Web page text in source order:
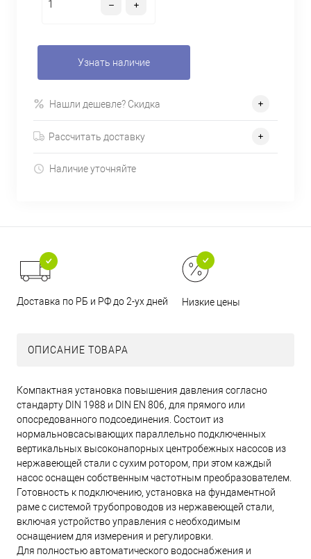
Узнать наличие
Нашли дешевле? Скидка
Рассчитать доставку
Наличие уточняйте
Доставка по РБ и РФ до 2-ух дней Низкие цены
ОПИСАНИЕ ТОВАРА
Компактная установка повышения давления согласно
стандарту DIN 1988 и DIN EN 806, для прямого или
опосредованного подсоединения. Состоит из
нормальновсасывающих параллельно подключенных
вертикальных высоконапорных центробежных насосов из
нержавеющей стали с сухим ротором, при этом каждый
насос оснащен собственным частотным преобразователем.
Готовность к подключению, установка на фундаментной
раме с системой трубопроводов из нержавеющей стали,
включая устройство управления с необходимым
оснащением для измерения и регулировки.
Для полностью автоматического водоснабжения и